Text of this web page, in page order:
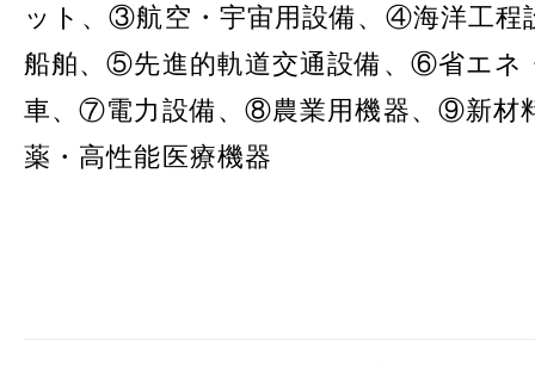
ット、③航空・宇宙用設備、④海洋工程
船舶、⑤先進的軌道交通設備、⑥省エネ
車、⑦電力設備、⑧農業用機器、⑨新材
薬・高性能医療機器